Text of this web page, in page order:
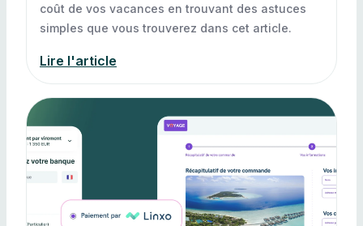
coût de vos vacances en trouvant des astuces
simples que vous trouverez dans cet article.
Lire l'article